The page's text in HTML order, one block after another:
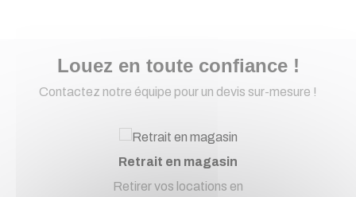
Louez en toute confiance !
Contactez notre équipe pour un devis sur-mesure !
Retrait en magasin
Retirer vos locations en